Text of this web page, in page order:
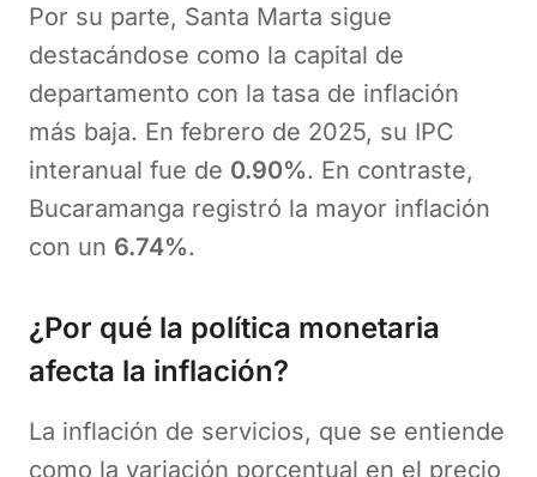
Por su parte, Santa Marta sigue
destacándose como la capital de
departamento con la tasa de inflación
más baja. En febrero de 2025, su IPC
interanual fue de 0.90%. En contraste,
Bucaramanga registró la mayor inflación
con un 6.74%.
¿Por qué la política monetaria
afecta la inflación?
La inflación de servicios, que se entiende
como la variación porcentual en el precio